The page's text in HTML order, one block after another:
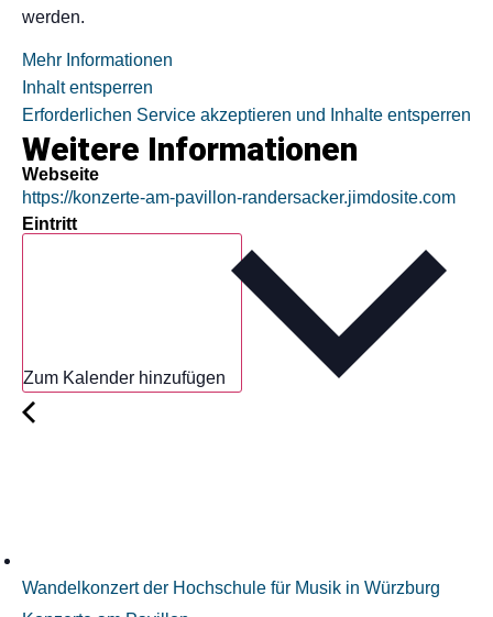
werden.
Mehr Informationen
Inhalt entsperren
Erforderlichen Service akzeptieren und Inhalte entsperren
Weitere Informationen
Webseite
https://konzerte-am-pavillon-randersacker.jimdosite.com
Eintritt
Zum Kalender hinzufügen
Wandelkonzert der Hochschule für Musik in Würzburg